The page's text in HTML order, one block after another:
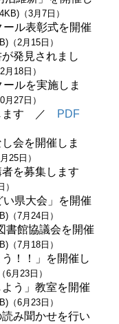
（3月7日）
ル表彰式を開催
（2月15日）
発見されまし
月18日）
ルを実施しま
月27日）
ます ／
PDF
会を開催しま
25日）
者を募集します
い県大会」を開催
（7月24日）
書館協議会を開催
（7月18日）
！！」を開催し
6月23日）
よう」教室を開催
（6月23日）
み聞かせを行い